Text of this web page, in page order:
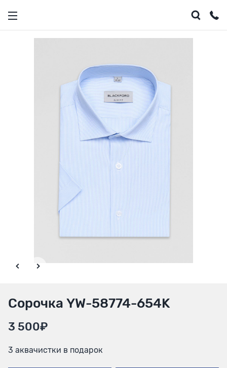
Сорочка YW-58774-654K
3 500₽
3 аквачистки в подарок